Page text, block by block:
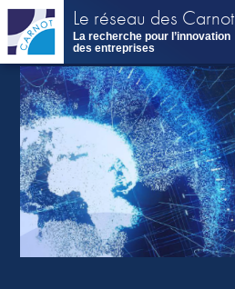
Aller
contenu
principal
Le réseau des Carnot
La recherche pour l’innovation
des entreprises